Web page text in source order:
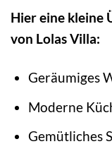
Hier eine kleine
von Lolas Villa:
Geräumiges
Moderne
Gemütliches